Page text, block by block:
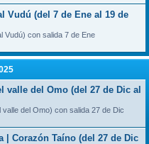
Vudú (del 7 de Ene al 19 de
Vudú) con salida 7 de Ene
del Omo (del 27 de Dic al
del Omo) con salida 27 de Dic
| Corazón Taíno (del 27 de Dic